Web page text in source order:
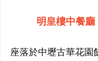
明皇樓中餐
座落於中壢古華花園